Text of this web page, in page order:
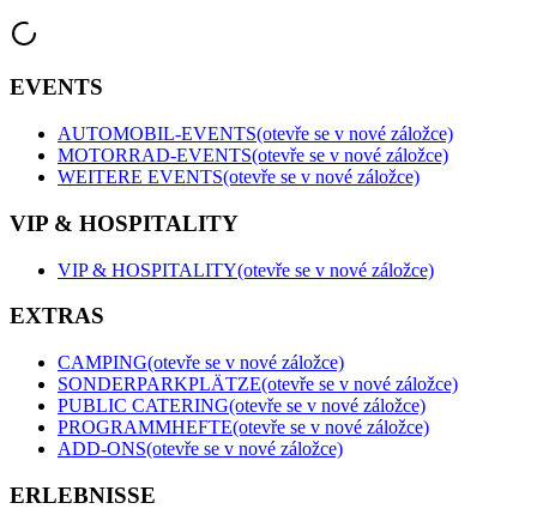
EVENTS
AUTOMOBIL-EVENTS(otevře se v nové záložce)
MOTORRAD-EVENTS(otevře se v nové záložce)
WEITERE EVENTS(otevře se v nové záložce)
VIP & HOSPITALITY
VIP & HOSPITALITY(otevře se v nové záložce)
EXTRAS
CAMPING(otevře se v nové záložce)
SONDERPARKPLÄTZE(otevře se v nové záložce)
PUBLIC CATERING(otevře se v nové záložce)
PROGRAMMHEFTE(otevře se v nové záložce)
ADD-ONS(otevře se v nové záložce)
ERLEBNISSE